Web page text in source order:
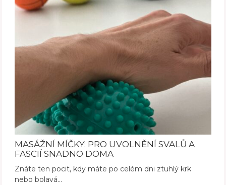
MASÁŽNÍ MÍČKY: PRO UVOLNĚNÍ SVALŮ A
FASCIÍ SNADNO DOMA
Znáte ten pocit, kdy máte po celém dni ztuhlý krk
nebo bolavá…